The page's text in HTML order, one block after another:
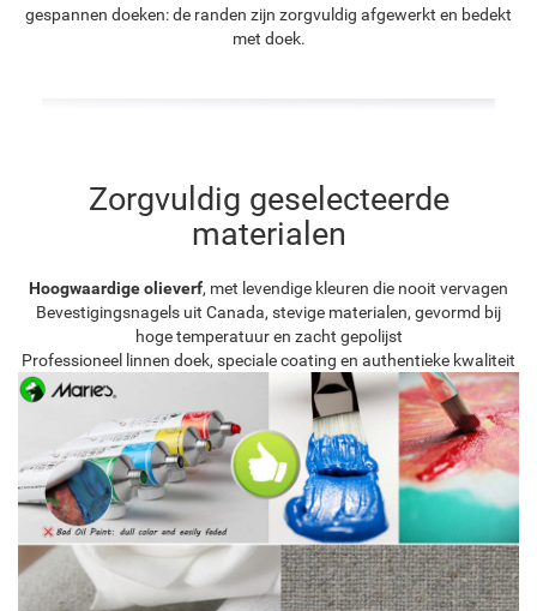
gespannen doeken: de randen zijn zorgvuldig afgewerkt en bedekt
met doek.
Zorgvuldig geselecteerde
materialen
Hoogwaardige olieverf, met levendige kleuren die nooit vervagen
Bevestigingsnagels uit Canada, stevige materialen, gevormd bij
hoge temperatuur en zacht gepolijst
Professioneel linnen doek, speciale coating en authentieke kwaliteit